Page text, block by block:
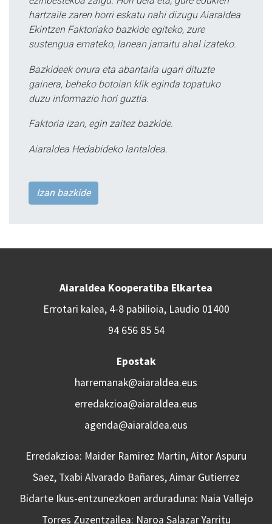
hartzaile zaren horri eskatu nahi dizugu Aiaraldea
Ekintzen Faktoriako bazkide egiteko, zure
sustengua emateko, lanean jarraitu ahal izateko.
Bazkideek onura eta abantaila ugari dituzte
gainera, beheko botoian klik eginda topatuko
duzu informazio hori guztia.
Faktoria izan, egin zaitez bazkide.
Aiaraldea Hedabideko lantaldea.
Izan bazkide
Aiaraldea Kooperatiba Elkartea
Errotari kalea, 4-8 pabilioia, Laudio 01400
94 656 85 54
Epostak
harremanak@aiaraldea.eus
erredakzioa@aiaraldea.eus
agenda@aiaraldea.eus
Erredakzioa: Maider Ramirez Martin, Aitor Aspuru
Saez, Txabi Alvarado Bañares, Aimar Gutierrez
Bidarte Ikus-entzunezkoen arduraduna: Naia Vallejo
Torres Zuzentzailea: Naroa Salazar Yarritu